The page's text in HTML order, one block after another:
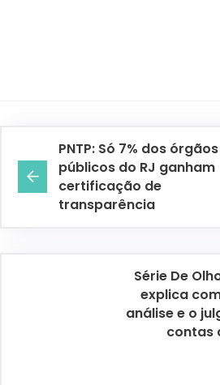
PNTP: Só 7% dos órgãos
públicos do RJ ganham
certificação de
transparência
Série De
explica
análise e o
contas